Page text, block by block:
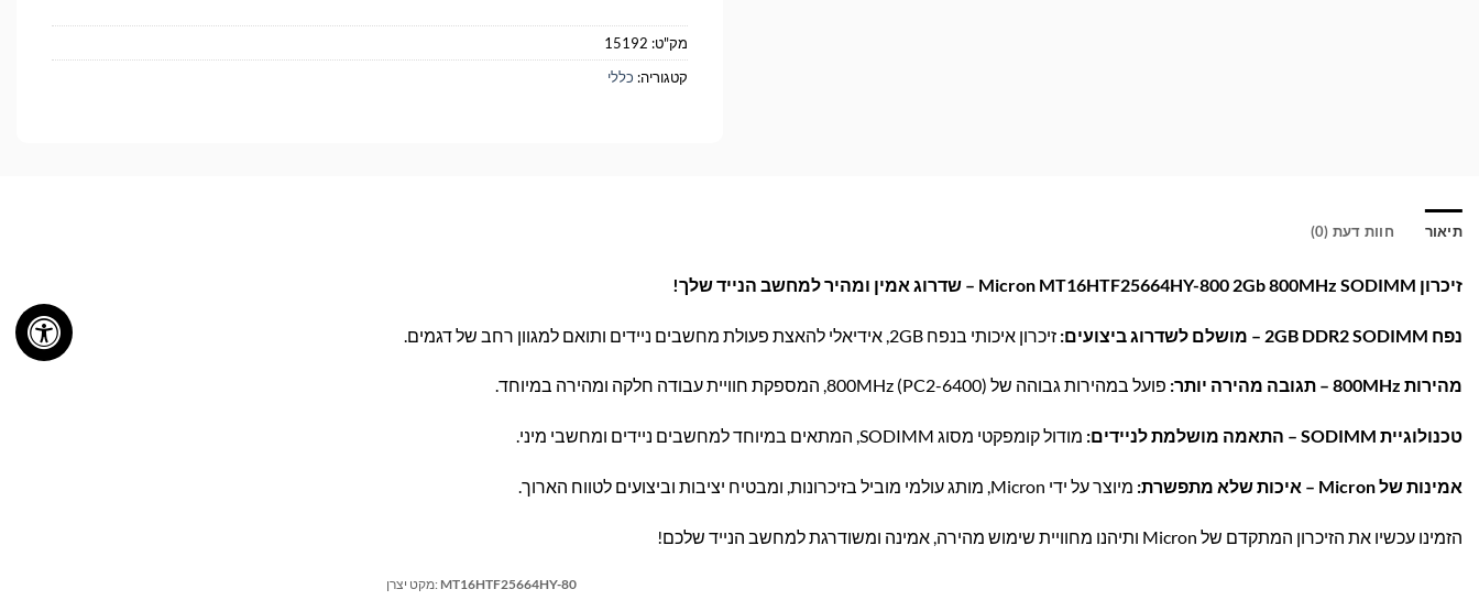
מק"ט: 15192
קטגוריה: כללי
תיאור חוות דעת (0)
זיכרון Micron MT16HTF25664HY-800 2Gb 800MHz SODIMM – שדרוג אמין ומהיר למחשב הנייד שלך!
נפח 2GB DDR2 SODIMM – מושלם לשדרוג ביצועים: זיכרון איכותי בנפח 2GB, אידיאלי להאצת פעולת מחשבים ניידים ותואם למגוון רחב של דגמים.
מהירות 800MHz – תגובה מהירה יותר: פועל במהירות גבוהה של 800MHz (PC2-6400), המספקת חוויית עבודה חלקה ומהירה במיוחד.
טכנולוגיית SODIMM – התאמה מושלמת לניידים: מודול קומפקטי מסוג SODIMM, המתאים במיוחד למחשבים ניידים ומחשבי מיני.
אמינות של Micron – איכות שלא מתפשרת: מיוצר על ידי Micron, מותג עולמי מוביל בזיכרונות, ומבטיח יציבות וביצועים לטווח הארוך.
הזמינו עכשיו את הזיכרון המתקדם של Micron ותיהנו מחוויית שימוש מהירה, אמינה ומשודרגת למחשב הנייד שלכם!
מקט יצרן: MT16HTF25664HY-80